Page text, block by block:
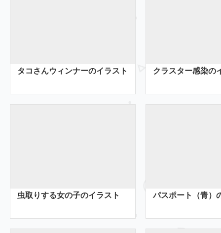
タコさんウィンナーのイラスト クラスター感染の
虫取りする女の子のイラスト パスポート（青）